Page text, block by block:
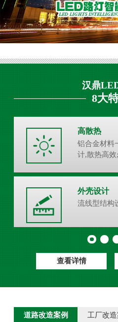
汉鼎
8大
高散热
铝合金材料
计,散热高效;
外壳设计
流线型结构
查看详情
道路改造案例 工厂改造